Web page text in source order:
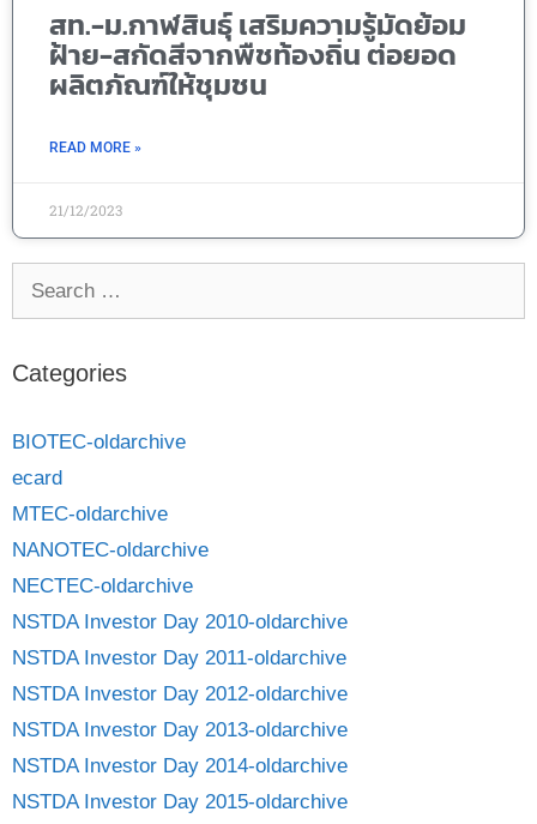
สท.-ม.กาฬสินธุ์ เสริมความรู้มัดย้อม
ฝ้าย-สกัดสีจากพืชท้องถิ่น ต่อยอด
ผลิตภัณฑ์ให้ชุมชน
READ MORE »
21/12/2023
Categories
BIOTEC-oldarchive
ecard
MTEC-oldarchive
NANOTEC-oldarchive
NECTEC-oldarchive
NSTDA Investor Day 2010-oldarchive
NSTDA Investor Day 2011-oldarchive
NSTDA Investor Day 2012-oldarchive
NSTDA Investor Day 2013-oldarchive
NSTDA Investor Day 2014-oldarchive
NSTDA Investor Day 2015-oldarchive